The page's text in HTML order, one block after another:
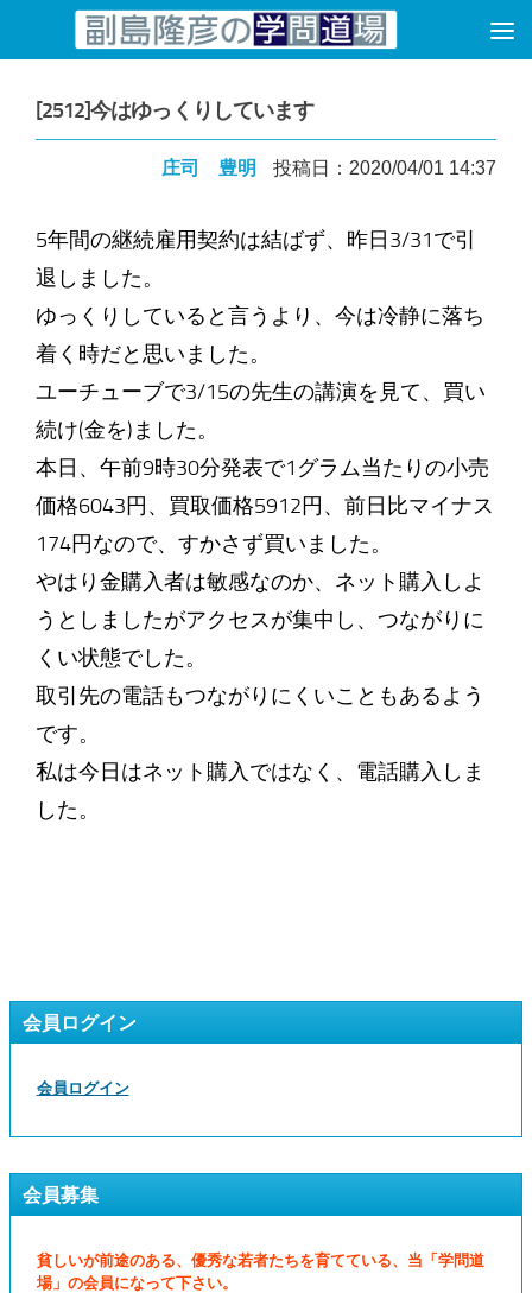
コンテンツへスキップ
[2512]今はゆっくりしています
庄司 豊明 投稿日：2020/04/01 14:37
5年間の継続雇用契約は結ばず、昨日3/31で引
退しました。
ゆっくりしていると言うより、今は冷静に落ち
着く時だと思いました。
ユーチューブで3/15の先生の講演を見て、買い
続け(金を)ました。
本日、午前9時30分発表で1グラム当たりの小売
価格6043円、買取価格5912円、前日比マイナス
174円なので、すかさず買いました。
やはり金購入者は敏感なのか、ネット購入しよ
うとしましたがアクセスが集中し、つながりに
くい状態でした。
取引先の電話もつながりにくいこともあるよう
です。
私は今日はネット購入ではなく、電話購入しま
した。
会員ログイン
会員ログイン
会員募集
貧しいが前途のある、優秀な若者たちを育てている、当「学問道
場」の会員になって下さい。